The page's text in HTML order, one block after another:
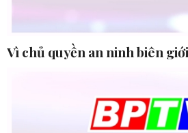
Vì chủ quyền an ninh biên